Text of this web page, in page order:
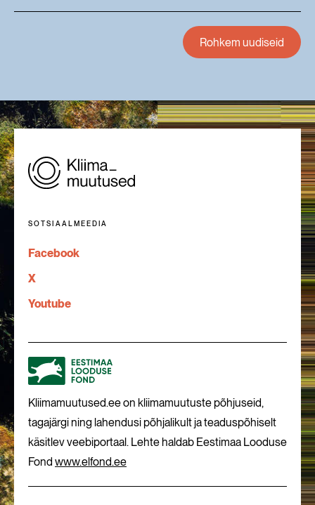
Rohkem uudiseid
SOTSIAALMEEDIA
Facebook
X
Youtube
Kliimamuutused.ee on kliimamuutuste põhjuseid,
tagajärgi ning lahendusi põhjalikult ja teaduspõhiselt
käsitlev veebiportaal. Lehte haldab Eestimaa Looduse
Fond www.elfond.ee